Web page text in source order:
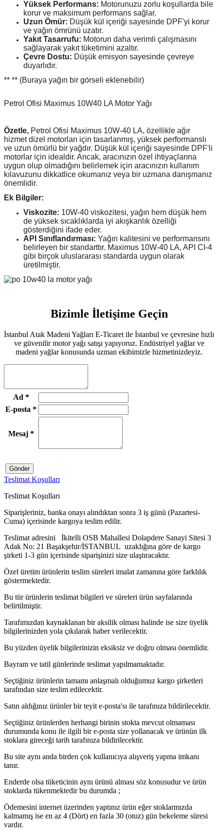
Yüksek Performans: Motorunuzu zorlu koşullarda bile
korur ve maksimum performans sağlar.
Uzun Ömür: Düşük kül içeriği sayesinde DPF'yi korur
ve yağın ömrünü uzatır.
Yakıt Tasarrufu: Motorun daha verimli çalışmasını
sağlayarak yakıt tüketimini azaltır.
Çevre Dostu: Düşük emisyon sayesinde çevreye
duyarlıdır.
** ** (Buraya yağın bir görseli eklenebilir)
Petrol Ofisi Maximus 10W40 LA Motor Yağı
Özetle, Petrol Ofisi Maximus 10W-40 LA, özellikle ağır
hizmet dizel motorları için tasarlanmış, yüksek performanslı
ve uzun ömürlü bir yağdır. Düşük kül içeriği sayesinde DPF'li
motorlar için idealdir. Ancak, aracınızın özel ihtiyaçlarına
uygun olup olmadığını belirlemek için aracınızın kullanım
kılavuzunu dikkatlice okumanız veya bir uzmana danışmanız
önemlidir.
Ek Bilgiler:
Viskozite: 10W-40 viskozitesi, yağın hem düşük hem
de yüksek sıcaklıklarda iyi akışkanlık özelliği
gösterdiğini ifade eder.
API Sınıflandırması: Yağın kalitesini ve performansını
belirleyen bir standarttır. Maximus 10W-40 LA, API CI-4
gibi birçok uluslararası standarda uygun olarak
üretilmiştir.
Bizimle İletişime Geçin
İstanbul Atak Madeni Yağları E-Ticaret ile İstanbul ve çevresine hızlı
ve güvenilir motor yağı satışı yapıyoruz. Endüstriyel yağlar ve
madeni yağlar konusunda uzman ekibimizle hizmetinizdeyiz.
Ad *
E-posta *
Mesaj*
Gönder
Teslimat Koşulları
Teslimat Koşulları
Siparişleriniz, banka onayı alındıktan sonra 3 iş günü (Pazartesi-
Cuma) içerisinde kargoya teslim edilir.
Teslimat adresini İkitelli OSB Mahallesi Dolapdere Sanayi Sitesi 3
Adak No: 21 Başakşehir/İSTANBUL uzaklığına göre de kargo
şirketi 1-3 gün içerisinde siparişinizi size ulaştıracaktır.
Özel üretim ürünlerin teslim süreleri imalat zamanına göre farklılık
göstermektedir.
Bu tür ürünlerin teslimat bilgileri ve süreleri ürün sayfalarında
belirtilmiştir.
Tarafımızdan kaynaklanan bir aksilik olması halinde ise size üyelik
bilgilerinizden yola çıkılarak haber verilecektir.
Bu yüzden üyelik bilgilerinizin eksiksiz ve doğru olması önemlidir.
Bayram ve tatil günlerinde teslimat yapılmamaktadır.
Seçtiğiniz ürünlerin tamamı anlaşmalı olduğumuz kargo şirketleri
tarafından size teslim edilecektir.
Satın aldığınız ürünler bir teyit e-posta'sı ile tarafınıza bildirilecektir.
Seçtiğiniz ürünlerden herhangi birinin stokta mevcut olmaması
durumunda konu ile ilgili bir e-posta size yollanacak ve ürünün ilk
stoklara gireceği tarih tarafınıza bildirilecektir.
Bu site aynı anda birden çok kullanıcıya alışveriş yapma imkanı
tanır.
Enderde olsa tüketicinin aynı ürünü alması söz konusudur ve ürün
stoklarda tükenmektedir bu durumda ;
Ödemesini internet üzerinden yaptınız ürün eğer stoklarmızda
kalmamış ise en az 4 (Dört) en fazla 30 (otuz) gün bekeleme süresi
vardır.